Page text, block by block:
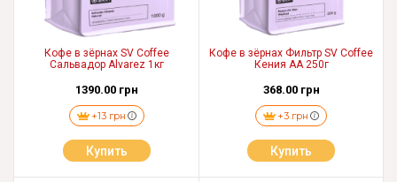
Кофе в зёрнах SV Coffee
Сальвадор Alvarez 1кг
1390.00 грн
+13 грн
Купить
Кофе в зёрнах Фильтр SV Coffee
Кения АА 250г
368.00 грн
+3 грн
Купить